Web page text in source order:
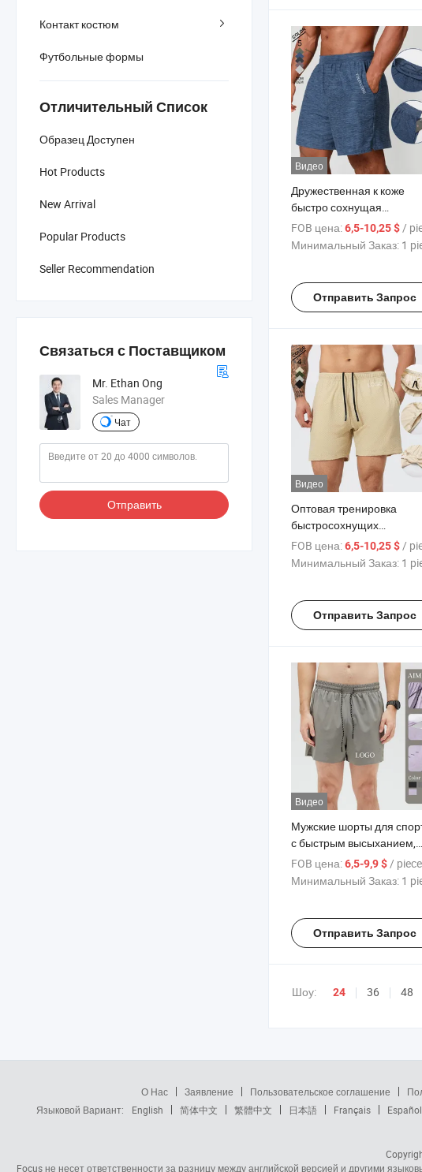
Контакт костюм
Футбольные формы
Отличительный Список
Образец Доступен
Hot Products
New Arrival
Popular Products
Seller Recommendation
Связаться с Поставщиком
Mr. Ethan Ong
Sales Manager
Чат
Отправить
Видео
Дружественная к коже
быстро сохнущая
спортивная одежда для
мужчин, спортивные
FOB цена:6,5-10,25 $ /
Минимальный Заказ: 1
Отправить Запрос
Видео
Оптовая тренировка
быстросохнущих
спортивных шорт для
мужчин, повседневные
FOB цена:6,5-10,25 $ /
Минимальный Заказ: 1
Отправить Запрос
Видео
Мужские шорты для
с быстрым высыханием,
свободного кроя, для
тренажерного зала и
FOB цена:6,5-9,9 $/ piece
Минимальный Заказ: 1
Отправить Запрос
Шоу: 24 36 48
О Нас Заявление Пользовательское соглашение
Языковой Вариант:
English 简体中文 繁體中文 日本語 Français Español
Focus не несет ответственности за разницу между английской версией и другими